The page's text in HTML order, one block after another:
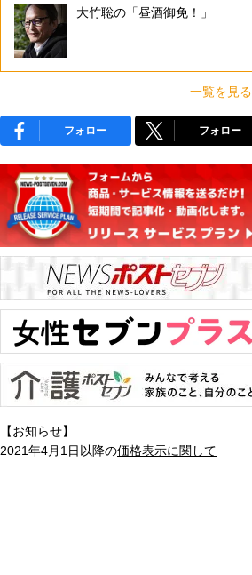
大竹聡の「昼酒御免！」
一覧を見る
フォロー フォロー
【お知らせ】
2021年4月1日以降の価格表示に関して